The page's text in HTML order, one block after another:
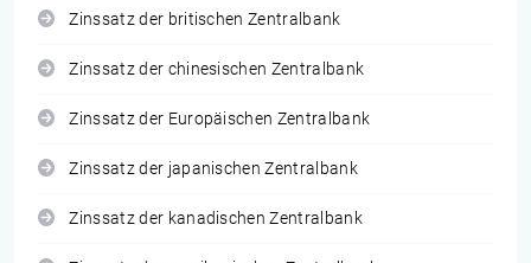
Zinssatz der britischen Zentralbank
Zinssatz der chinesischen Zentralbank
Zinssatz der Europäischen Zentralbank
Zinssatz der japanischen Zentralbank
Zinssatz der kanadischen Zentralbank